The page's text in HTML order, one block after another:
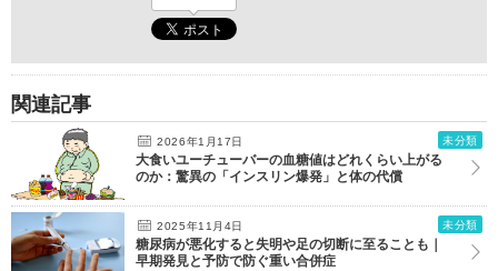
関連記事
2026年1月17日 未分類
大食いユーチューバーの血糖値はどれくらい上がる
のか：驚異の「インスリン爆発」と体の代償
2025年11月4日 未分類
糖尿病が悪化すると失明や足の切断に至ることも｜
早期発見と予防で防ぐ重い合併症